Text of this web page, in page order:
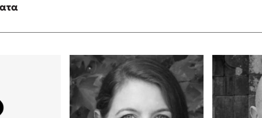
είναι «το πρόβλημα»
αγνοείς
Τι είναι η
Δανάη Δεληγεώργη απαντά!
Συγχαρητήρια, Πέθανες!